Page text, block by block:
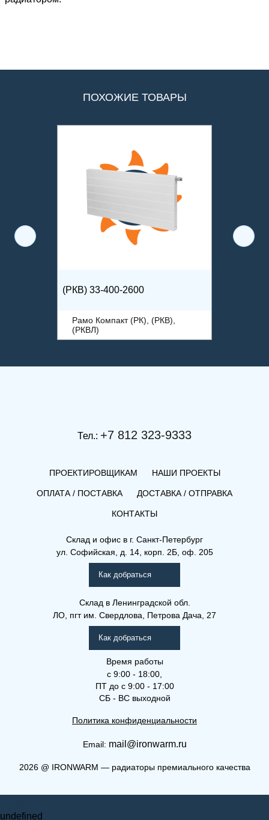
ПОХОЖИЕ ТОВАРЫ
(РКВ) 33-400-2600
Рамо Компакт (РК), (РКВ),
(РКВЛ)
Рамо Компакт (РК), (РКВ),
(РК) 22-900-2000
Рамо Компакт (РК), (РКВ),
Тел.: +7 812 323-9333
ПРОЕКТИРОВЩИКАМ НАШИ ПРОЕКТЫ
ОПЛАТА / ПОСТАВКА ДОСТАВКА / ОТПРАВКА
КОНТАКТЫ
Склад и офис в г. Санкт-Петербург
ул. Софийская, д. 14, корп. 2Б, оф. 205
Как добраться
Склад в Ленинградской обл.
ЛО, пгт им. Свердлова, Петрова Дача, 27
Как добраться
Время работы
с 9:00 - 18:00,
ПТ до с 9:00 - 17:00
СБ - ВС выходной
Политика конфиденциальности
Email: mail@ironwarm.ru
2026@ IRONWARM — радиаторы премиального качества
undefined